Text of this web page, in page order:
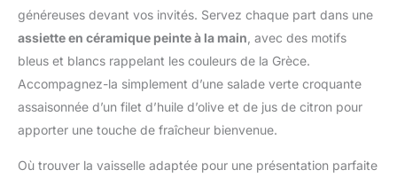
Laissez le gâteau refroidir
au moins 10 minutes
avant de le démouler.
Notre moule résiste à
une chaleur allant
jusqu'à 230°C.
COMPOSITION : Acier
revêtement en téflon
généreuses devant vos invités. Servez chaque part dans une
assiette en céramique peinte à la main , avec des motifs
bleus et blancs rappelant les couleurs de la Grèce.
Accompagnez-la simplement d’une salade verte croquante
assaisonnée d’un filet d’huile d’olive et de jus de citron pour
apporter une touche de fraîcheur bienvenue.
Où trouver la vaisselle adaptée pour une présentation parfaite